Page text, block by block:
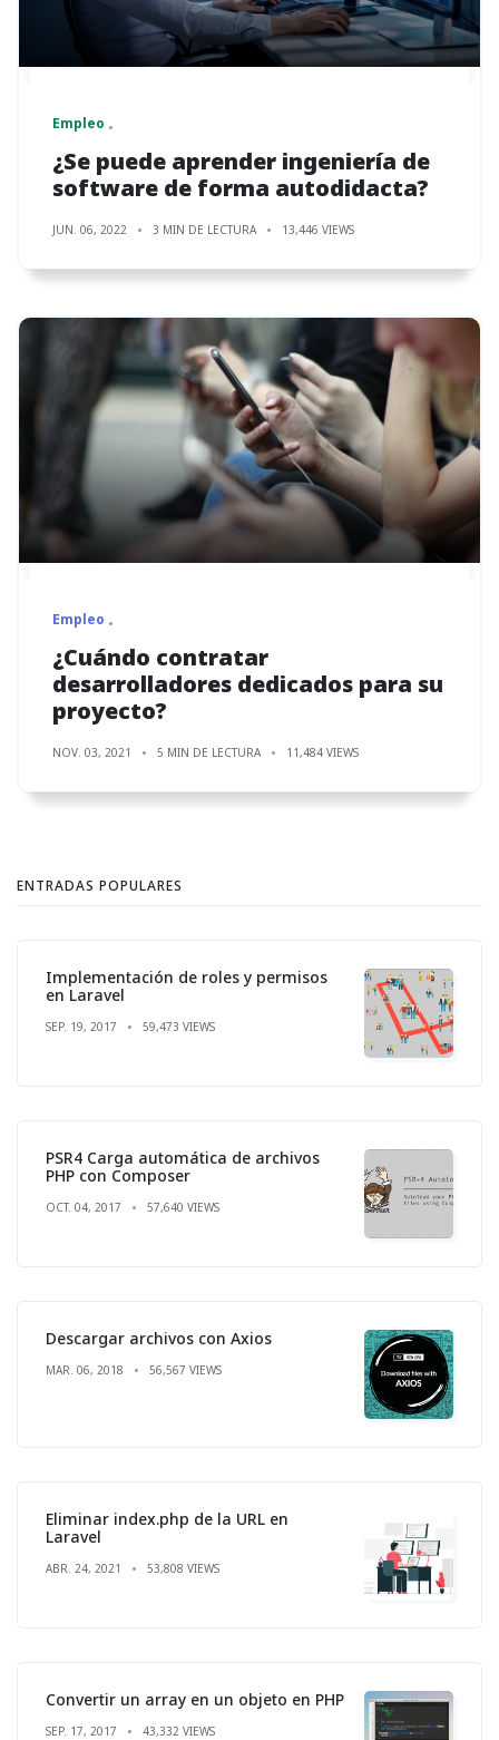
Empleo
¿Se puede aprender ingeniería de
software de forma autodidacta?
JUN. 06, 2022 3 MIN DE LECTURA 13,446 VIEWS
Empleo
¿Cuándo contratar
desarrolladores dedicados para su
proyecto?
NOV. 03, 2021 5 MIN DE LECTURA 11,484 VIEWS
ENTRADAS POPULARES
Implementación de roles y permisos
en Laravel
SEP. 19, 2017 59,473 VIEWS
PSR4 Carga automática de archivos
PHP con Composer
OCT. 04, 2017 57,640 VIEWS
Descargar archivos con Axios
MAR. 06, 2018 56,567 VIEWS
Eliminar index.php de la URL en
Laravel
ABR. 24, 2021 53,808 VIEWS
Convertir un array en un objeto en PHP
SEP. 17, 2017 43,332 VIEWS